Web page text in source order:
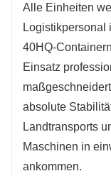
Alle Einheiten
Logistikpersonal
40HQ-
Einsatz
absolute
Landtransports
Maschinen in
ankommen.